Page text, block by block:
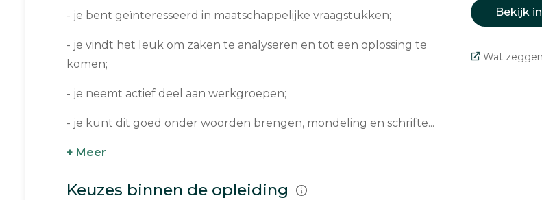
- je bent geïnteresseerd in maatschappelijke vraagstukken;
- je vindt het leuk om zaken te analyseren en tot een oplossing te
komen;
- je neemt actief deel aan werkgroepen;
- je kunt dit goed onder woorden brengen, mondeling en schrifte...
+ Meer
Keuzes binnen de opleiding
Bekijk
Wat